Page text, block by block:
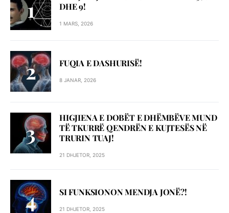
DHE 9!
1 MARS, 2026
FUQIA E DASHURISË!
8 JANAR, 2026
HIGJIENA E DOBËT E DHËMBËVE MUND
TË TKURRË QENDRËN E KUJTESËS NË
TRURIN TUAJ!
21 DHJETOR, 2025
SI FUNKSIONON MENDJA JONË?!
21 DHJETOR, 2025